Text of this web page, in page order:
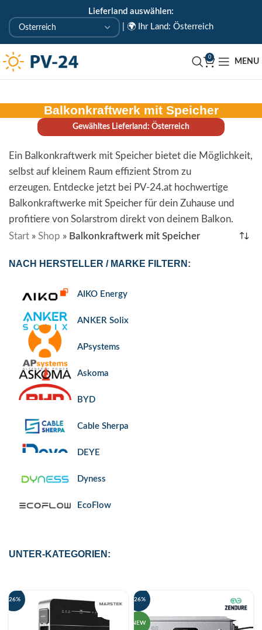
Lieferland auswählen:
🌍 Ihr Land: Österreich
0
MENU
Balkonkraftwerk mit Speicher
Gewähltes Lieferland: Österreich
Ein Balkonkraftwerk mit Speicher bietet die Möglichkeit,
selbst auf kleinem Raum effizient Strom zu
erzeugen. Entdecke jetzt bei PV-24.at hochwertige
Balkonkraftwerke mit Speicher für dein Zuhause und
profitiere von Solarstrom direkt von deinem Balkon.
Start » Shop » Balkonkraftwerk mit Speicher
NACH HERSTELLER / MARKE FILTERN:
AIKO Energy
ANKER Solix
APsystems
Askoma
BYD
Cable Sherpa
DEYE
Dyness
EcoFlow
Fronius
GoodWe Technologies
UNTER-KATEGORIEN:
-26% -26%
NEW
KOSTENLOSE ABHOLUNG IN UNSEREM ABHOLLAGER
🇦🇹 Uderns/Zillertal/Tirol